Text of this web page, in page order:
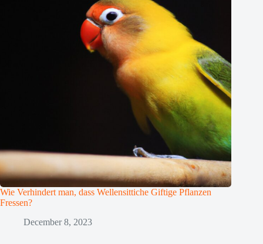
Wie Verhindert man, dass Wellensittiche Giftige Pflanzen
Fressen?
December 8, 2023